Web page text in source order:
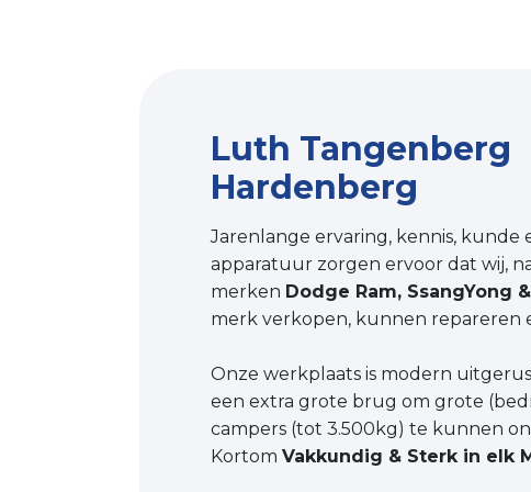
Luth Tangenberg
Hardenberg
Jarenlange ervaring, kennis, kunde
apparatuur zorgen ervoor dat wij,
merken Dodge Ram, SsangYong
merk verkopen, kunnen repareren
Onze werkplaats is modern
een extra grote brug om grote
campers (tot 3.500kg) te kunnen
Kortom Vakkundig & Sterk in elk